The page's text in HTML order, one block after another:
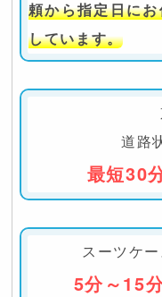
頼から指定日に
しています。
道路
最短30
スーツケ
5分～15